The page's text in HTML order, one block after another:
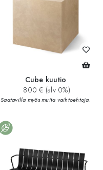
Cube kuutio
800 € (alv 0%)
Saatavilla myös muita vaihtoehtoja.